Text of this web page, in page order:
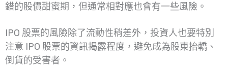
錯的股價甜蜜期，但通常相對應也會有一些風險。
IPO 股票的風險除了流動性稍差外，投資人也要特別
注意 IPO 股票的資訊揭露程度，避免成為股東抬轎、
倒貨的受害者。